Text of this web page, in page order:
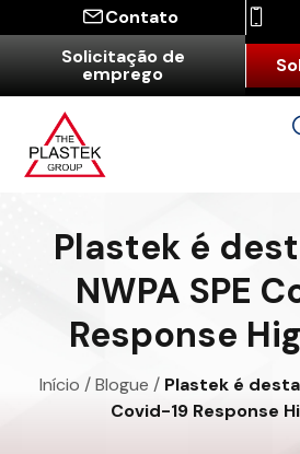
Contato
Solicitação de
emprego
Plastek é
NWPA SPE
Response
Início /Blogue / Plastek é
Covid-19 Response